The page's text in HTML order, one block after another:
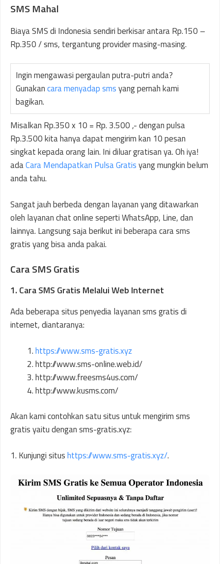
SMS Mahal
Biaya SMS di Indonesia sendiri berkisar antara Rp.150 –
Rp.350 / sms, tergantung provider masing-masing.
Ingin mengawasi pergaulan putra-putri anda?
Gunakancara menyadap smsyang pernah kami
bagikan.
Misalkan Rp.350 x 10 = Rp. 3.500 ,- dengan pulsa
Rp.3.500 kita hanya dapat mengirim kan 10 pesan
singkat kepada orang lain. Ini diluar gratisan ya. Oh iya!
adaCara Mendapatkan Pulsa Gratisyang mungkin belum
anda tahu.
Sangat jauh berbeda dengan layanan yang ditawarkan
oleh layanan chat online seperti WhatsApp, Line, dan
lainnya. Langsung saja berikut ini beberapa cara sms
gratis yang bisa anda pakai.
Cara SMS Gratis
1. Cara SMS Gratis Melalui Web Internet
Ada beberapa situs penyedia layanan sms gratis di
internet, diantaranya:
https://www.sms-gratis.xyz
http://www.sms-online.web.id/
http://www.freesms4us.com/
http://www.kusms.com/
Akan kami contohkan satu situs untuk mengirim sms
gratis yaitu dengan sms-gratis.xyz:
1. Kunjungi situshttps://www.sms-gratis.xyz/.